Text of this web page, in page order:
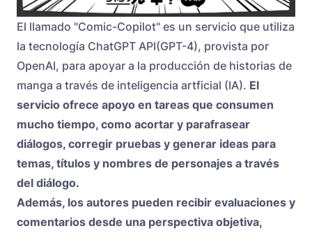
El llamado "Comic-Copilot" es un servicio que utiliza
la tecnología ChatGPT API(GPT-4), provista por
OpenAI, para apoyar a la producción de historias de
manga a través de inteligencia artficial (IA). El
servicio ofrece apoyo en tareas que consumen
mucho tiempo, como acortar y parafrasear
diálogos, corregir pruebas y generar ideas para
temas, títulos y nombres de personajes a través
del diálogo.
Además, los autores pueden recibir evaluaciones y
comentarios desde una perspectiva objetiva,